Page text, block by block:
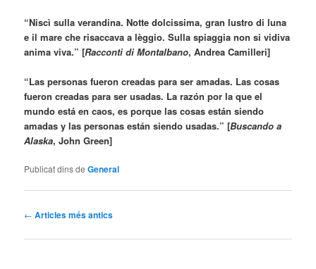
“Niscì sulla verandina. Notte dolcissima, gran lustro di luna
e il mare che risaccava a lèggio. Sulla spiaggia non si vidiva
anima viva.” [Racconti di Montalbano, Andrea Camilleri]
“Las personas fueron creadas para ser amadas. Las cosas
fueron creadas para ser usadas. La razón por la que el
mundo está en caos, es porque las cosas están siendo
amadas y las personas están siendo usadas.” [Buscando a
Alaska, John Green]
Publicat dins de General
Navegació
articles
← Articles més antics